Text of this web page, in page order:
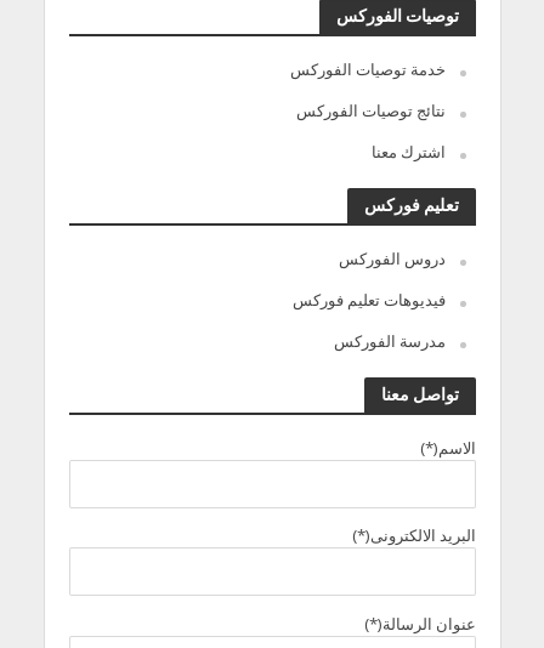
توصيات الفوركس
خدمة توصيات الفوركس
نتائج توصيات الفوركس
اشترك معنا
تعليم فوركس
دروس الفوركس
فيديوهات تعليم فوركس
مدرسة الفوركس
تواصل معنا
الاسم(*)
البريد الالكترونى(*)
عنوان الرسالة(*)